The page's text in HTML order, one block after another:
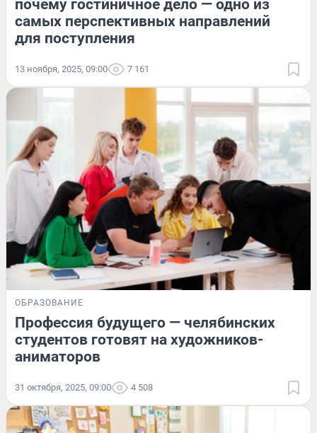
почему гостиничное дело — одно из
самых перспективных направлений
для поступления
13 ноября, 2025, 09:00 7 161
ОБРАЗОВАНИЕ
Профессия будущего — челябинских
студентов готовят на художников-
аниматоров
31 октября, 2025, 09:00 4 508